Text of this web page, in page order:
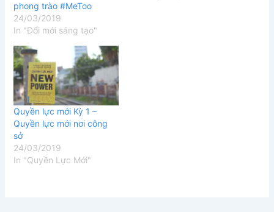
phong trào #MeToo
24/03/2019
In "Đổi mới sáng tạo"
Quyền lực mới Kỳ 1 –
Quyền lực mới nơi công
sở
24/03/2019
In "Quyền Lực Mới"